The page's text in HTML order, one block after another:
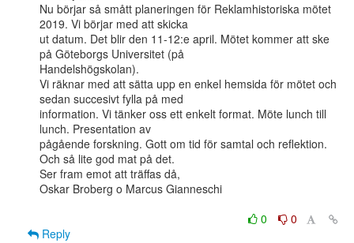
Nu börjar så smått planeringen för Reklamhistoriska mötet
2019. Vi börjar med att skicka
ut datum. Det blir den 11-12:e april. Mötet kommer att ske
på Göteborgs Universitet (på
Handelshögskolan).
Vi räknar med att sätta upp en enkel hemsida för mötet och
sedan succesivt fylla på med
information. Vi tänker oss ett enkelt format. Möte lunch till
lunch. Presentation av
pågående forskning. Gott om tid för samtal och reflektion.
Och så lite god mat på det.
Ser fram emot att träffas då,
Oskar Broberg o Marcus Gianneschi
0
0
Reply